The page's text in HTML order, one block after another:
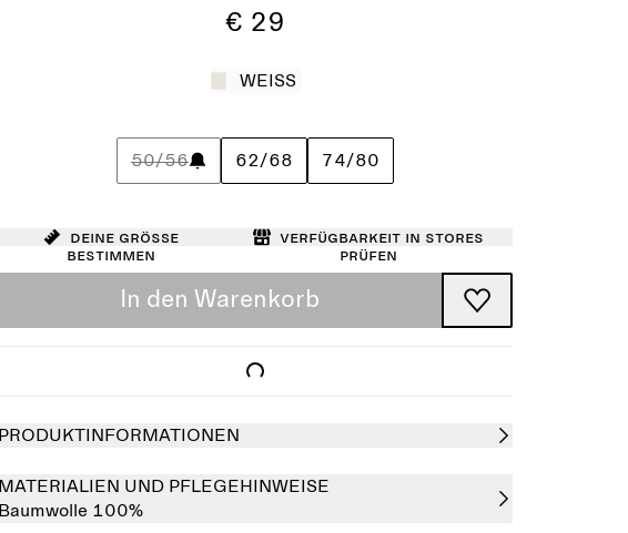
€ 29
WEISS
50/56 62/68 74/80
Deine Größe
bestimmen
Verfügbarkeit in Stores
prüfen
In den Warenkorb
PRODUKTINFORMATIONEN
MATERIALIEN UND PFLEGEHINWEISE
Baumwolle 100%